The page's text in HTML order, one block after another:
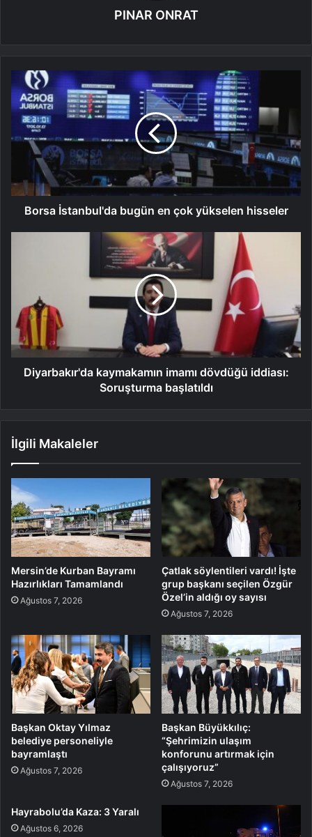
PINAR ONRAT
Borsa İstanbul'da bugün en çok yükselen hisseler
Diyarbakır'da kaymakamın imamı dövdüğü iddiası:
Soruşturma başlatıldı
İlgili Makaleler
Mersin’de Kurban Bayramı
Hazırlıkları Tamamlandı
Ağustos 7, 2026
Çatlak söylentileri vardı! İşte
grup başkanı seçilen Özgür
Özel’in aldığı oy sayısı
Ağustos 7, 2026
Başkan Oktay Yılmaz
belediye personeliyle
bayramlaştı
Ağustos 7, 2026
Başkan Büyükkılıç:
“Şehrimizin ulaşım
konforunu artırmak için
çalışıyoruz”
Ağustos 7, 2026
Hayrabolu’da Kaza: 3 Yaralı
Ağustos 6, 2026